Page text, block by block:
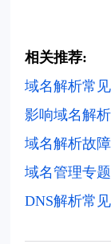
相关推荐:
域名解析常
影响域名解
域名解析故
域名管理专
DNS解析常